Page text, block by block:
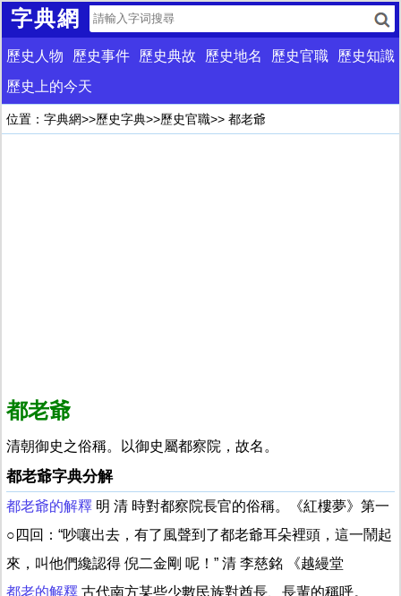
字典網
歷史人物 歷史事件 歷史典故 歷史地名 歷史官職
歷史知識
歷史上的今天
位置： 字典網>>歷史字典>>歷史官職>> 都老爺
都老爺
清朝御史之俗稱。以御史屬都察院，故名。
都老爺字典分解
都老爺的解釋 明 清 時對都察院長官的俗稱。《紅樓夢》第一
○四回：“吵嚷出去，有了風聲到了都老爺耳朵裡頭，這一鬧起
來，叫他們纔認得 倪二金剛 呢！” 清 李慈銘 《越縵堂
都老的解釋 古代南方某些少數民族對酋長、長輩的稱呼。